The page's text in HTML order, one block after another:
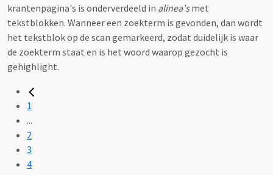
krantenpagina's is onderverdeeld in alinea'smet
tekstblokken. Wanneer een zoekterm is gevonden, dan wordt
het tekstblok op de scan gemarkeerd, zodat duidelijk is waar
de zoekterm staat en is het woord waarop gezocht is
gehighlight.
1
...
2
3
4